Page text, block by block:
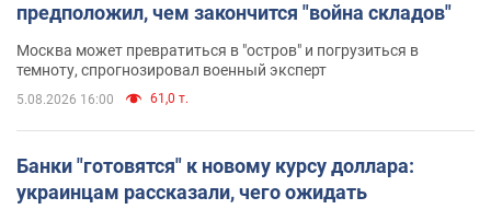
предположил, чем закончится "война складов"
Москва может превратиться в "остров" и погрузиться в
темноту, спрогнозировал военный эксперт
5.08.2026 16:00 61,0 т.
Банки "готовятся" к новому курсу доллара:
украинцам рассказали, чего ожидать